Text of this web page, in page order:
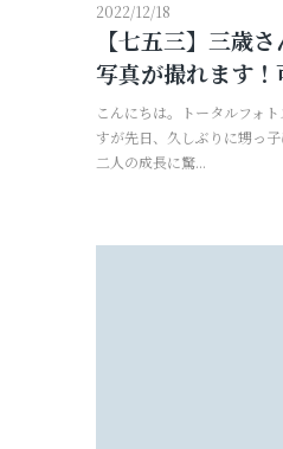
2022/12/18
【七五三】三歳
写真が撮れます！
こんにちは。トータルフォ
すが先日、久しぶりに甥っ
二人の成長に驚...